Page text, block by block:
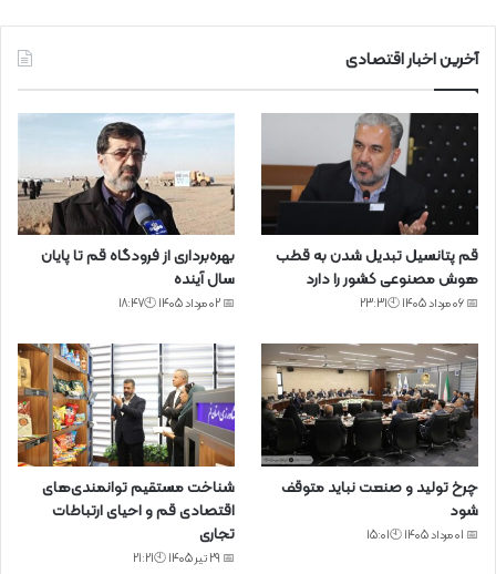
آخرین اخبار اقتصادی
قم پتانسیل تبدیل شدن به قطب
هوش مصنوعی کشور را دارد
📅 06 مرداد 1405 🕙23:31
بهره‌برداری از فرودگاه قم تا پایان
سال آینده
📅 02 مرداد 1405 🕙18:47
چرخ تولید و صنعت نباید متوقف
شود
📅 01 مرداد 1405 🕙15:01
شناخت مستقیم توانمندی‌های
اقتصادی قم و احیای ارتباطات
تجاری
📅 29 تیر 1405 🕙21:21